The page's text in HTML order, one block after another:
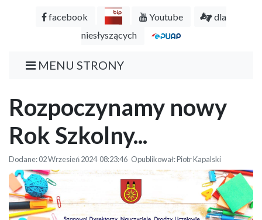
facebook Youtube
dla
niesłyszących
MENU STRONY
Rozpoczynamy nowy
Rok Szkolny...
Dodane: 02 Wrzesień 2024 08:23:46 Opublikował: Piotr Kapalski